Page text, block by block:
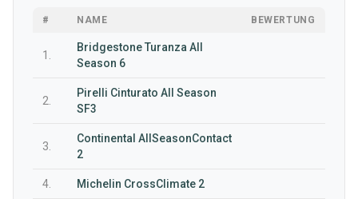
# NAME BEWERTUNG
1.
Bridgestone Turanza All
Season 6
2.
Pirelli Cinturato All Season
SF3
3.
Continental AllSeasonContact
2
4. Michelin CrossClimate 2